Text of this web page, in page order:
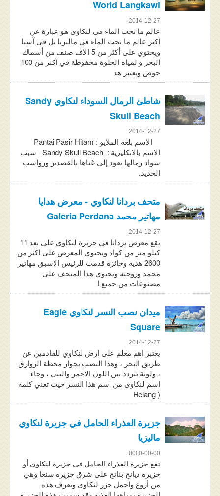
World Langkawi
2014-12-27.
عالم ما تحت الماء فى لنكاوى هو عبارة عن
أكبر عالم ما تحت الماء في ماليزيا بل فى آسيا
ويحتوي على أكثر من 5 الاف صنف من أسماك
البحر والمياه الحلوة محفوظة في أكثر من 100
حوض ويعتبر هذ
شاطئ الرمال السوداء لنكاوي Sandy
Skull Beach
2014-12-27.
الاسم بالانكليزية : Sandy Skull Beach سبب
سواد رمالها يعود إلى غناها بالقصدير ورواسب
الحديد.
متحف بردانا لنكاوي - معرض هدايا
مهاتير محمد Galeria Perdana
2014-12-27.
يقع معرض بردانا في جزيرة لنكاوي على بعد 11
كيلو متر من كواه ويحتوي المعرض على اكثر من
2600 هدية وجائزة قدمت للرئيس الاسبق مهاتير
محمد وزوجته ويحتوي هذا المتحف على
مصنوعات من جميع ا
ميدان نصب النسر لنكاوي Eagle
Square
2014-12-27.
يعتبر اهم معلم على ارض لنكاوي للقادمين عن
طريق البحر ، وهذا النصب بجوار محطة الزوارق
، ولونة يتردد بين اللون الاحمر والبني ، وجاء
اسم لنكاوى من اسم هذا النسر حيث تعني كلمة
( Helang
جزيرة العذراء الحامل في جزيرة لنكاوي
ماليزيا
0000-00-00.
تقع جزيرة العذراء الحامل في جزيرة لنكاوي أو
جزيرة ديانج بناتج على شرق جزيرة سنغا وهي
من أروع وأجمل جزر لنكاوي وتعرف هذه